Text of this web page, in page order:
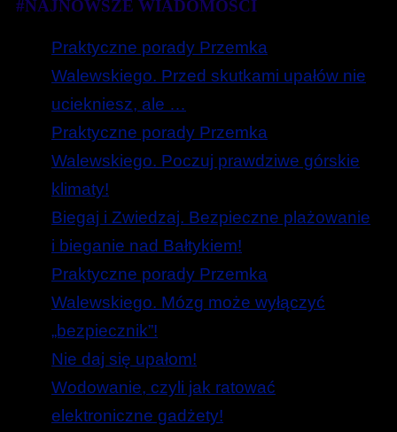
#NAJNOWSZE WIADOMOŚCI
Praktyczne porady Przemka
Walewskiego. Przed skutkami upałów nie
uciekniesz, ale …
Praktyczne porady Przemka
Walewskiego. Poczuj prawdziwe górskie
klimaty!
Biegaj i Zwiedzaj. Bezpieczne plażowanie
i bieganie nad Bałtykiem!
Praktyczne porady Przemka
Walewskiego. Mózg może wyłączyć
„bezpiecznik”!
Nie daj się upałom!
Wodowanie, czyli jak ratować
elektroniczne gadżety!